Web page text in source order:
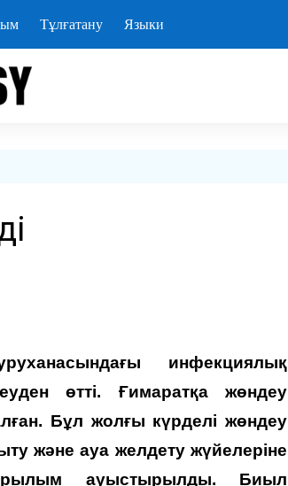
Тұлғатану Языки
инфекциялық
өтті. Ғимаратқа жөндеу
Бұл жолғы күрделі жөндеу
және ауа желдету жүйелеріне
ауыстырылды. Биыл